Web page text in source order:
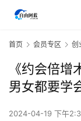
首页 会员专区 创
《约会倍增
男女都要学
2024-04-19 下午